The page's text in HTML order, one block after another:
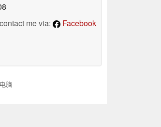
contact me via:
Facebook
脑